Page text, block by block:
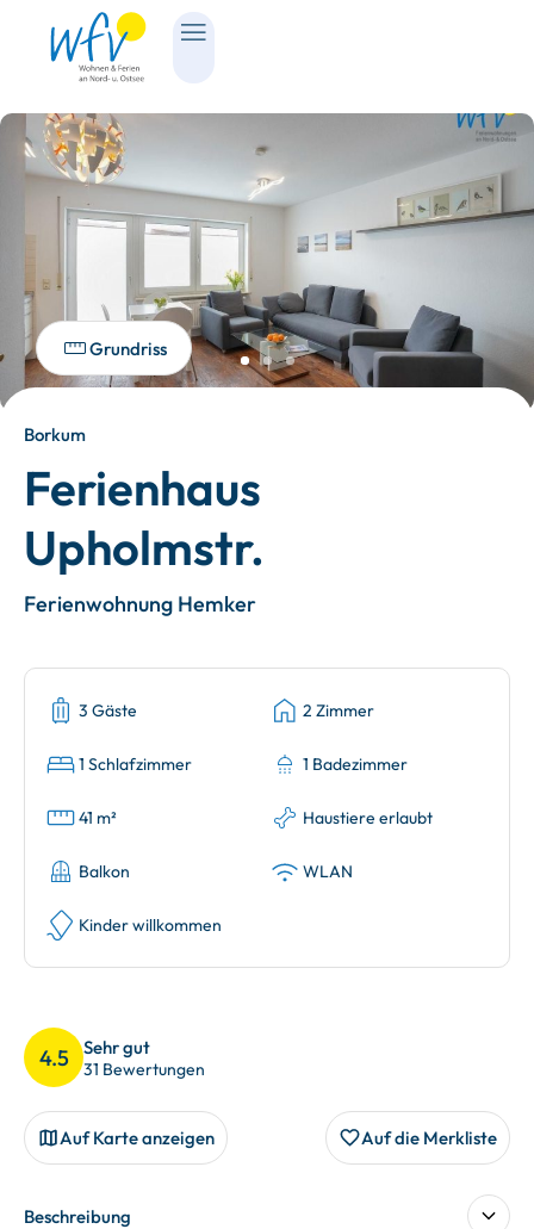
Grundriss
Borkum
Ferienhaus
Upholmstr.
Ferienwohnung Hemker
3 Gäste 2 Zimmer
1 Schlafzimmer 1 Badezimmer
41 m² Haustiere erlaubt
Balkon WLAN
Kinder willkommen
4.5 Sehr gut
31 Bewertungen
Auf Karte anzeigen Auf die Merkliste
Beschreibung